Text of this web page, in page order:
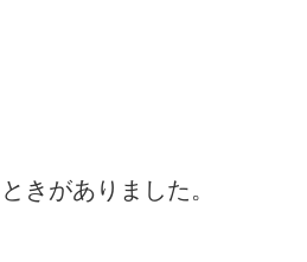
きがありました。